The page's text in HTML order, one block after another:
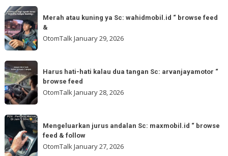
&
follow
otw
🌬
🌬
Sc:
“
browse
feed
Merah
atau
kuning
ya
Sc:
wahidmobil.id
“
browse
Merah atau kuning ya Sc: wahidmobil.id “ browse feed
&
OtomTalk January 29, 2026
Harus
hati-
hati
kalau
dua
tangan
Sc:
arvanjayamotor
Harus hati-hati kalau dua tangan Sc: arvanjayamotor “
browse feed
OtomTalkJanuary 28, 2026
Mengeluarkan
jurus
andalan
Mengeluarkan jurus andalan Sc: maxmobil.id “ browse
feed & follow
OtomTalkJanuary 27, 2026